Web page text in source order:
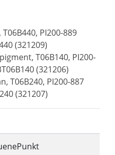
T06B440, PI200-889
(321209)
T06B140, PI200-
(321206)
T06B240, PI200-887
(321207)